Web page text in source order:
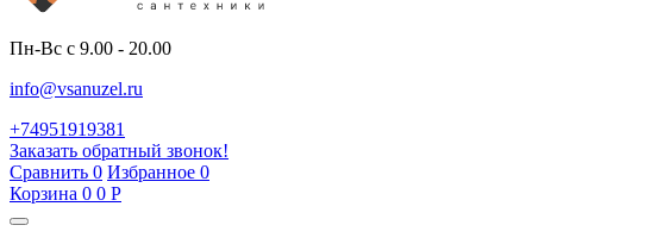
Пн-Вс с 9.00 - 20.00
info@vsanuzel.ru
+74951919381
Заказать обратный звонок!
Сравнить 0 Избранное 0
Корзина 0 0 Р